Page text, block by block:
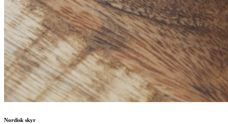
Nordisk skyr